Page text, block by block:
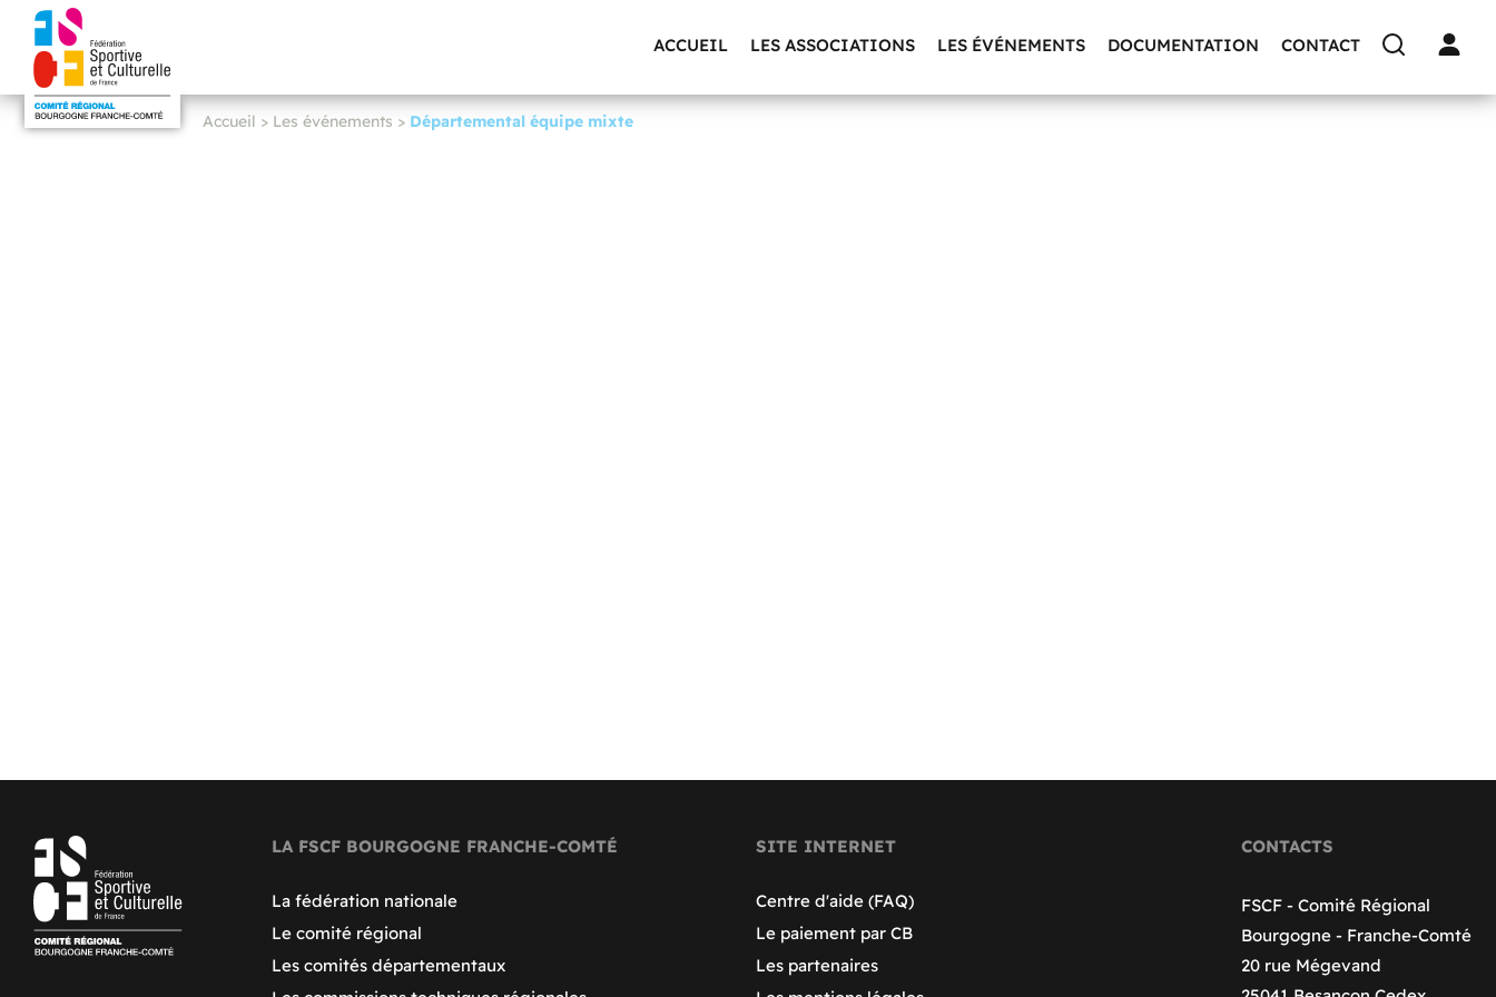
ACCUEIL LES ASSOCIATIONS LES ÉVÉNEMENTS DOCUMENTATION CONTACT
Accueil > Les événements > Départemental équipe mixte
LA FSCF BOURGOGNE FRANCHE-COMTÉ
La fédération nationale
Le comité régional
Les comités départementaux
SITE INTERNET
Centre d'aide (FAQ)
Le paiement par CB
Les partenaires
CONTACTS
FSCF - Comité Régional
Bourgogne - Franche-Comté
20 rue Mégevand